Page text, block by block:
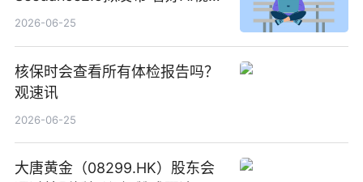
创作工作流进一步提效
2026-06-25
核保时会查看所有体检报告吗？
观速讯
2026-06-25
大唐黄金（08299.HK）股东会